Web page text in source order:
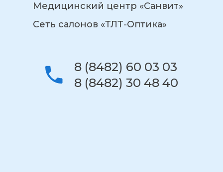
Медицинский центр «Санвит»
Сеть салонов «ТЛТ-Оптика»
8 (8482) 60 03 03
8 (8482) 30 48 40